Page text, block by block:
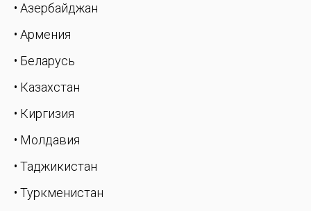
• Азербайджан
• Армения
• Беларусь
• Казахстан
• Киргизия
• Молдавия
• Таджикистан
• Туркменистан